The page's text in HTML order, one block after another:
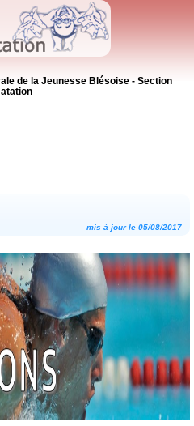
de la Jeunesse Blésoise - Section
News
Résultats
mis à jour le 05/08/2017